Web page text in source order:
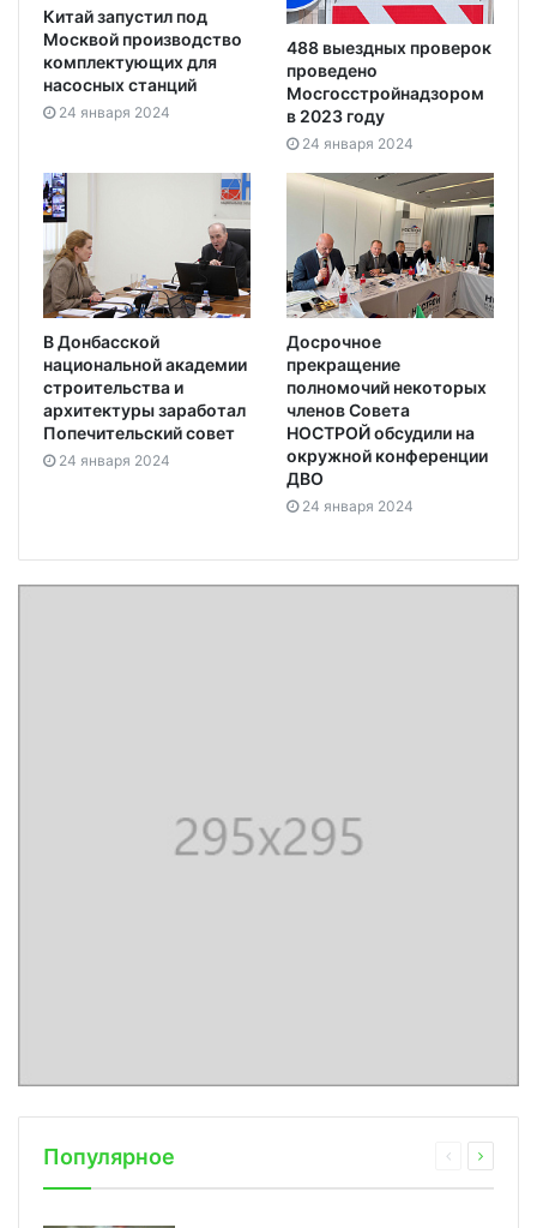
Китай запустил под
Москвой производство
комплектующих для
насосных станций
24 января 2024
488 выездных проверок
проведено
Мосгосстройнадзором
в 2023 году
24 января 2024
В Донбасской
национальной академии
строительства и
архитектуры заработал
Попечительский совет
24 января 2024
Досрочное
прекращение
полномочий некоторых
членов Совета
НОСТРОЙ обсудили на
окружной конференции
ДВО
24 января 2024
Популярное